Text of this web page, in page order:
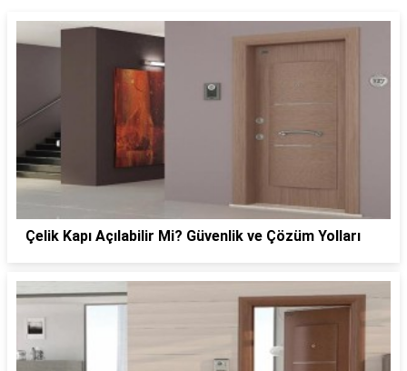
Çelik Kapı Açılabilir Mi? Güvenlik ve Çözüm Yolları